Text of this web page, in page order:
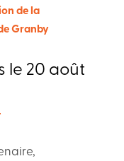
de la
Granby
le 20 août